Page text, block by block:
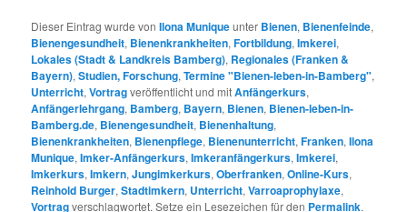
Dieser Eintrag wurde vonIlona Muniqueunter Bienen, Bienenfeinde,
Bienengesundheit, Bienenkrankheiten,Fortbildung,Imkerei,
Lokales (Stadt & Landkreis Bamberg), Regionales (Franken &
Bayern),Studien, Forschung,Termine "Bienen-leben-in-Bamberg",
Unterricht,Vortragveröffentlicht und mitAnfängerkurs,
Anfängerlehrgang, Bamberg, Bayern, Bienen, Bienen-leben-in-
Bamberg.de, Bienengesundheit, Bienenhaltung,
Bienenkrankheiten, Bienenpflege, Bienenunterricht,Franken,Ilona
Munique,Imker-Anfängerkurs,Imkeranfängerkurs,Imkerei,
Imkerkurs,Imkern,Jungimkerkurs,Oberfranken,Online-Kurs,
Reinhold Burger,Stadtimkern, Unterricht,Varroaprophylaxe,
Vortragverschlagwortet. Setze ein Lesezeichen für den Permalink.